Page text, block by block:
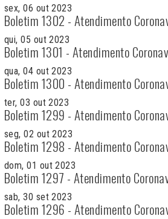
sex, 06 out 2023
Boletim 1302 - Atendimento
qui, 05 out 2023
Boletim 1301 - Atendimento
qua, 04 out 2023
Boletim 1300 - Atendimento
ter, 03 out 2023
Boletim 1299 - Atendimento
seg, 02 out 2023
Boletim 1298 - Atendimento
dom, 01 out 2023
Boletim 1297 - Atendimento
sab, 30 set 2023
Boletim 1296 - Atendimento